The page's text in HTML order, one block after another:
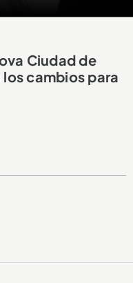
Ciudad de
cambios para